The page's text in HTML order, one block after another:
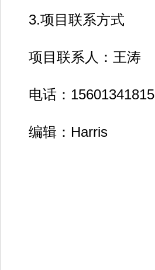
3.项目联系方式
项目联系人：王涛
电话：15601341815
编辑：Harris